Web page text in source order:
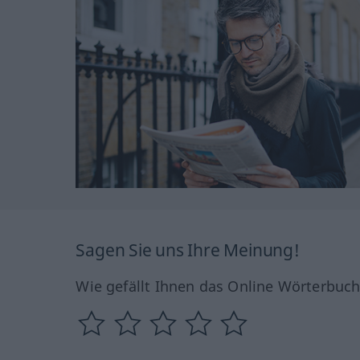
Sagen Sie uns Ihre Meinung!
Wie gefällt Ihnen das Online